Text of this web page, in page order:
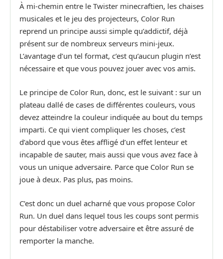
À mi-chemin entre le Twister minecraftien, les chaises
musicales et le jeu des projecteurs, Color Run
reprend un principe aussi simple qu’addictif, déjà
présent sur de nombreux serveurs mini-jeux.
L’avantage d’un tel format, c’est qu’aucun plugin n’est
nécessaire et que vous pouvez jouer avec vos amis.
Le principe de Color Run, donc, est le suivant : sur un
plateau dallé de cases de différentes couleurs, vous
devez atteindre la couleur indiquée au bout du temps
imparti. Ce qui vient compliquer les choses, c’est
d’abord que vous êtes affligé d’un effet lenteur et
incapable de sauter, mais aussi que vous avez face à
vous un unique adversaire. Parce que Color Run se
joue à deux. Pas plus, pas moins.
C’est donc un duel acharné que vous propose Color
Run. Un duel dans lequel tous les coups sont permis
pour déstabiliser votre adversaire et être assuré de
remporter la manche.